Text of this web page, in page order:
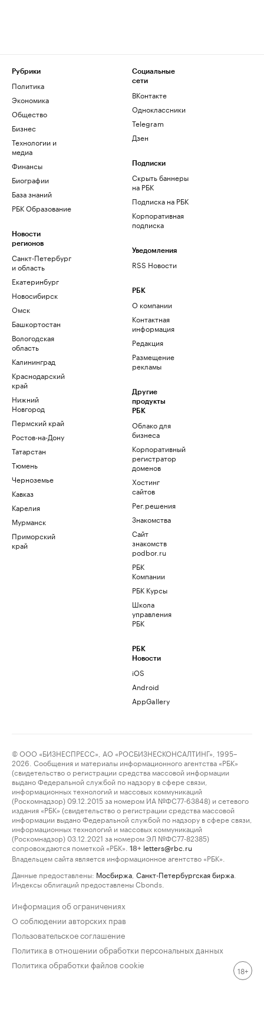
Рубрики
Политика
Экономика
Общество
Бизнес
Технологии и
медиа
Финансы
Биографии
База знаний
РБК Образование
Новости
регионов
Санкт-Петербург
и область
Екатеринбург
Новосибирск
Омск
Башкортостан
Вологодская
область
Калининград
Краснодарский
край
Нижний
Новгород
Пермский край
Ростов-на-Дону
Татарстан
Тюмень
Черноземье
Кавказ
Карелия
Мурманск
Приморский
край
Социальные
сети
ВКонтакте
Одноклассники
Telegram
Дзен
Подписки
Скрыть баннеры
на РБК
Подписка на РБК
Корпоративная
подписка
Уведомления
RSS Новости
РБК
О компании
Контактная
информация
Редакция
Размещение
рекламы
Другие
продукты
РБК
Облако для
бизнеса
Корпоративный
регистратор
доменов
Хостинг
сайтов
Рег.решения
Знакомства
Сайт
знакомств
podbor.ru
РБК
Компании
РБК Курсы
Школа
управления
РБК
РБК
Новости
iOS
Android
AppGallery
© ООО «БИЗНЕСПРЕСС», АО «РОСБИЗНЕСКОНСАЛТИНГ», 1995–
2026. Сообщения и материалы информационного агентства «РБК»
(свидетельство о регистрации средства массовой информации
выдано Федеральной службой по надзору в сфере связи,
информационных технологий и массовых коммуникаций
(Роскомнадзор) 09.12.2015 за номером ИА №ФС77-63848) и сетевого
издания «РБК» (свидетельство о регистрации средства массовой
информации выдано Федеральной службой по надзору в сфере связи,
информационных технологий и массовых коммуникаций
(Роскомнадзор) 03.12.2021 за номером ЭЛ №ФС77-82385)
сопровождаются пометкой «РБК».
18+ letters@rbc.ru
Владельцем сайта является информационное агентство «РБК».
Данные предоставлены: Мосбиржа Санкт-Петербургская биржа
Индексы облигаций предоставлены Cbonds.
Информация об ограничениях
О соблюдении авторских прав
Пользовательское соглашение
Политика в отношении обработки персональных данных
Политика обработки файлов cookie
18+